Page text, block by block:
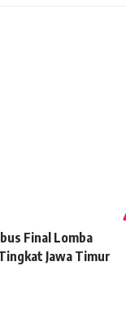
Final Lomba
Jawa Timur